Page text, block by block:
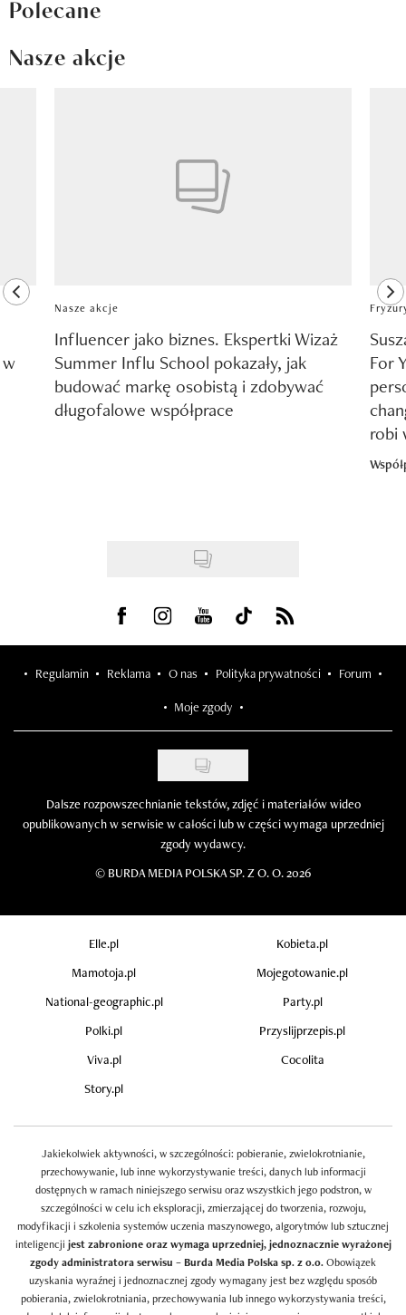
Polecane
Nasze akcje
previous element
Nasze akcje
Influencer jako biznes. Ekspertki Wizaż
Summer Influ School pokazały, jak
budować markę osobistą i zdobywać
długofalowe współprace
For
robi
Visit us on Facebook
Visit us on Instagram
Visit us on Youtube
Visit us on Tiktok
Visit us on Rss
Regulamin Reklama O nas Polityka prywatności Forum
Moje zgody
Dalsze rozpowszechnianie tekstów, zdjęć i materiałów wideo
opublikowanych w serwisie w całości lub w części wymaga uprzedniej
zgody wydawcy.
© BURDA MEDIA POLSKA SP. Z O. O. 2026
Elle.pl
Kobieta.pl
Mamotoja.pl
Mojegotowanie.pl
National-geographic.pl
Party.pl
Polki.pl
Przyslijprzepis.pl
Viva.pl
Cocolita
Story.pl
Jakiekolwiek aktywności, w szczególności: pobieranie, zwielokrotnianie,
przechowywanie, lub inne wykorzystywanie treści, danych lub informacji
dostępnych w ramach niniejszego serwisu oraz wszystkich jego podstron, w
szczególności w celu ich eksploracji, zmierzającej do tworzenia, rozwoju,
modyfikacji i szkolenia systemów uczenia maszynowego, algorytmów lub sztucznej
inteligencji jest zabronione oraz wymaga uprzedniej, jednoznacznie wyrażonej
zgody administratora serwisu – Burda Media Polska sp. z o.o.Obowiązek
uzyskania wyraźnej i jednoznacznej zgody wymagany jest bez względu sposób
pobierania, zwielokrotniania, przechowywania lub innego wykorzystywania treści,